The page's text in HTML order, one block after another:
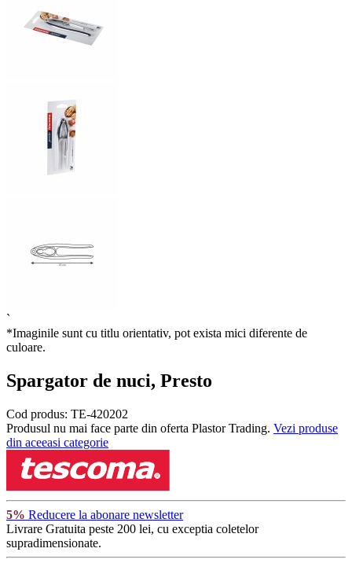
`
*Imaginile sunt cu titlu orientativ, pot exista mici diferente de
culoare.
Spargator de nuci, Presto
Cod produs: TE-420202
Produsul nu mai face parte din oferta Plastor Trading. Vezi produse
din aceeasi categorie
5% Reducere la abonare newsletter
Livrare Gratuita peste 200 lei, cu exceptia coletelor
supradimensionate.